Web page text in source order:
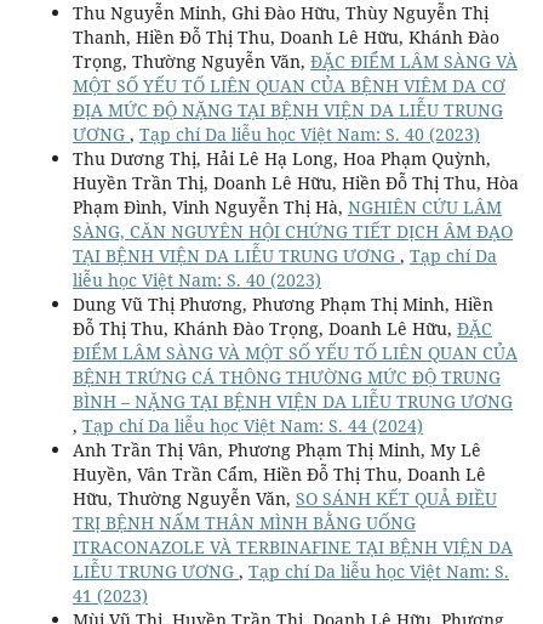
Thu Nguyễn Minh, Ghi Đào Hữu, Thùy Nguyễn Thị
Thanh, Hiền Đỗ Thị Thu, Doanh Lê Hữu, Khánh Đào
Trọng, Thường Nguyễn Văn, ĐẶC ĐIỂM LÂM SÀNG VÀ
MỘT SỐ YẾU TỐ LIÊN QUAN CỦA BỆNH VIÊM DA CƠ
ĐỊA MỨC ĐỘ NẶNG TẠI BỆNH VIỆN DA LIỄU TRUNG
ƯƠNG , Tạp chí Da liễu học Việt Nam: S. 40 (2023)
Thu Dương Thị, Hải Lê Hạ Long, Hoa Phạm Quỳnh,
Huyền Trần Thị, Doanh Lê Hữu, Hiền Đỗ Thị Thu, Hòa
Phạm Đình, Vinh Nguyễn Thị Hà, NGHIÊN CỨU LÂM
SÀNG, CĂN NGUYÊN HỘI CHỨNG TIẾT DỊCH ÂM ĐẠO
TẠI BỆNH VIỆN DA LIỄU TRUNG ƯƠNG , Tạp chí Da
liễu học Việt Nam: S. 40 (2023)
Dung Vũ Thị Phương, Phương Phạm Thị Minh, Hiền
Đỗ Thị Thu, Khánh Đào Trọng, Doanh Lê Hữu, ĐẶC
ĐIỂM LÂM SÀNG VÀ MỘT SỐ YẾU TỐ LIÊN QUAN CỦA
BỆNH TRỨNG CÁ THÔNG THƯỜNG MỨC ĐỘ TRUNG
BÌNH – NẶNG TẠI BỆNH VIỆN DA LIỄU TRUNG ƯƠNG
, Tạp chí Da liễu học Việt Nam: S. 44 (2024)
Anh Trần Thị Vân, Phương Phạm Thị Minh, My Lê
Huyền, Vân Trần Cẩm, Hiền Đỗ Thị Thu, Doanh Lê
Hữu, Thường Nguyễn Văn, SO SÁNH KẾT QUẢ ĐIỀU
TRỊ BỆNH NẤM THÂN MÌNH BẰNG UỐNG
ITRACONAZOLE VÀ TERBINAFINE TẠI BỆNH VIỆN DA
LIỄU TRUNG ƯƠNG , Tạp chí Da liễu học Việt Nam: S.
41 (2023)